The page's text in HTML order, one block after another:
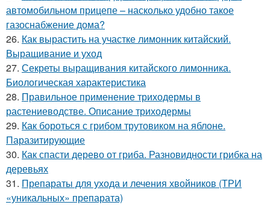
автомобильном прицепе – насколько удобно такое
газоснабжение дома?
26. Как вырастить на участке лимонник китайский.
Выращивание и уход
27. Секреты выращивания китайского лимонника.
Биологическая характеристика
28. Правильное применение триходермы в
растениеводстве. Описание триходермы
29. Как бороться с грибом трутовиком на яблоне.
Паразитирующие
30. Как спасти дерево от гриба. Разновидности грибка на
деревьях
31. Препараты для ухода и лечения хвойников (ТРИ
«уникальных» препарата)